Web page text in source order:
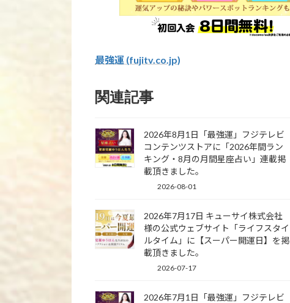
最強運 (fujitv.co.jp)
関連記事
2026年8月1日「最強運」フジテレビ
コンテンツストアに「2026年間ラン
キング・8月の月間星座占い」連載掲
載頂きました。
2026-08-01
2026年7月17日 キューサイ株式会社
様の公式ウェブサイト「ライフスタイ
ルタイム」に【スーパー開運日】を掲
載頂きました。
2026-07-17
2026年7月1日「最強運」フジテレビ